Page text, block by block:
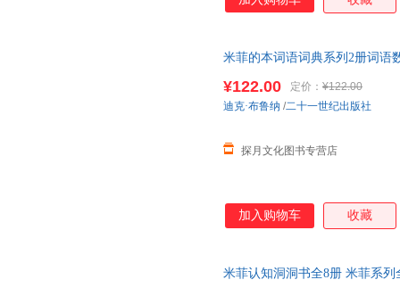
米菲的本词语词典系列2册词语
¥122.00 定价： ¥122.00
探月文化图书专营店
迪克·布鲁纳 /二十一世纪出版社
加入购物车 收藏
米菲认知洞洞书全8册 米菲系列